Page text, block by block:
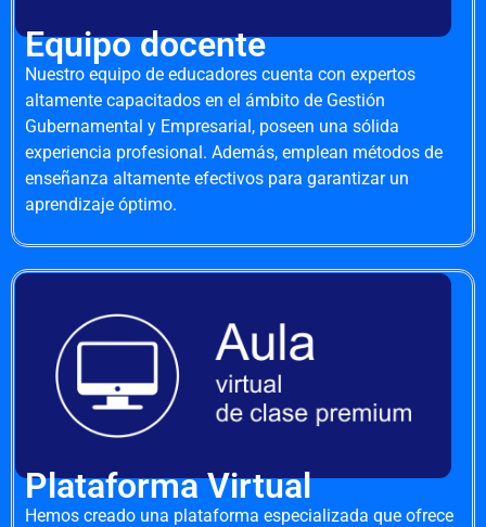
Equipo docente
Nuestro equipo de educadores cuenta con expertos
altamente capacitados en el ámbito de Gestión
Gubernamental y Empresarial, poseen una sólida
experiencia profesional. Además, emplean métodos de
enseñanza altamente efectivos para garantizar un
aprendizaje óptimo.
Plataforma Virtual
Hemos creado una plataforma especializada que ofrece